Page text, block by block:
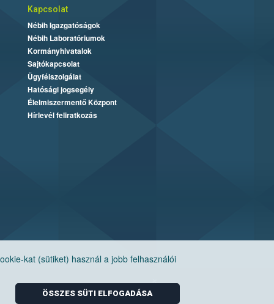
kat (sütiket) használ a jobb felhasználói
ÖSSZES SÜTI ELFOGADÁSA
Kapcsolat
Nébih Igazgatóságok
Nébih Laboratóriumok
Kormányhivatalok
Sajtókapcsolat
Ügyfélszolgálat
Hatósági jogsegély
Élelmiszermentő Központ
Hírlevél feliratkozás